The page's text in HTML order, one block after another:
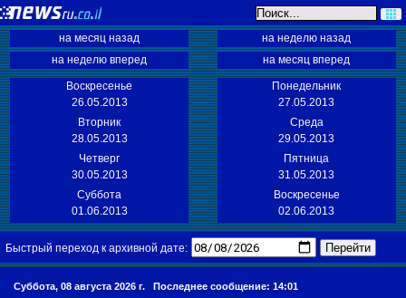
на месяц назад
на неделю назад
на неделю вперед
на месяц вперед
Воскресенье
02.06.2013
Суббота
01.06.2013
Пятница
31.05.2013
Четверг
30.05.2013
Среда
29.05.2013
Вторник
28.05.2013
Понедельник
27.05.2013
Воскресенье
26.05.2013
Быстрый переход к архивной дате: Перейти
Суббота, 08 августа 2026 г. Последнее сообщение: 14:01